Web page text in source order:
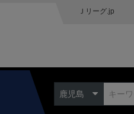
Ｊリーグ.jp
鹿児島